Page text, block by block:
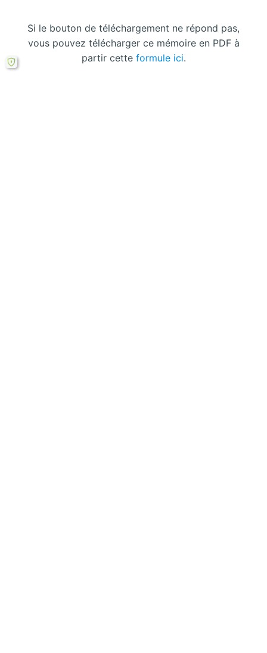
Si le bouton de téléchargement ne répond pas,
vous pouvez télécharger ce mémoire en PDF à
partir cette formule ici.